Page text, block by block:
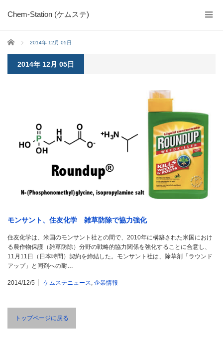
Chem-Station (ケムステ)
ホーム 2014年 12月 05日
2014年 12月 05日
モンサント、住友化学 雑草防除で協力強化
住友化学は、米国のモンサント社との間で、2010年に構築された米国におけ
る農作物保護（雑草防除）分野の戦略的協力関係を強化することに合意し、
11月11日（日本時間）契約を締結した。モンサント社は、除草剤「ラウンド
アップ」と同剤への耐…
2014/12/5 ケムステニュース, 企業情報
トップページに戻る